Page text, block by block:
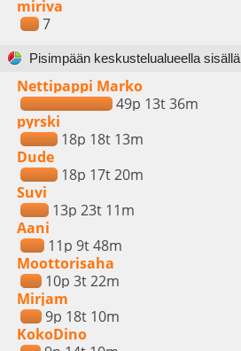
miriva
7
Pisimpään keskustelualueella sisällä
Nettipappi Marko
49p 13t 36m
pyrski
18p 18t 13m
Dude
18p 17t 20m
Suvi
13p 23t 11m
Aani
11p 9t 48m
Moottorisaha
10p 3t 22m
Mirjam
9p 18t 10m
KokoDino